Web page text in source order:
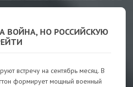
ВОЙНА, НО РОССИЙСКУЮ
встречу на сентябрь месяц. В
формирует мощный военный